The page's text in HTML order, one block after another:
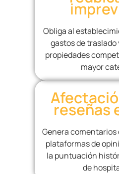
Obliga al
gastos de traslado
propiedades
mayor
reseñas
Genera comentarios
plataformas de
la puntuación
de